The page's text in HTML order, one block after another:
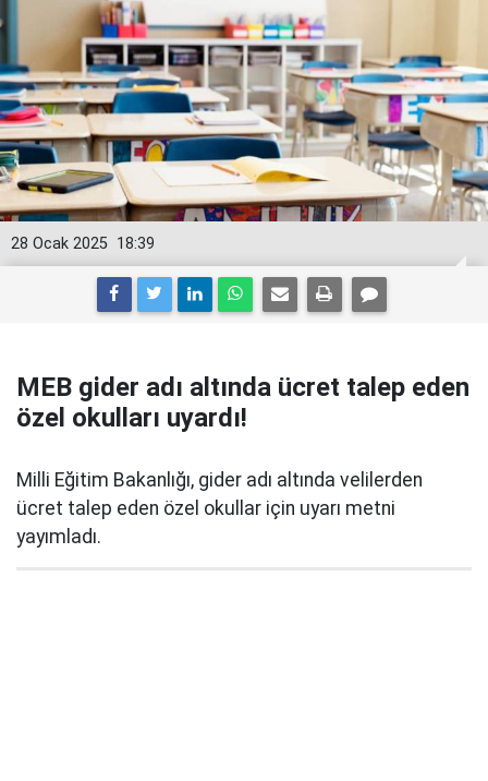
18:39
28 Ocak 2025
MEB gider adı altında ücret talep eden
özel okulları uyardı!
Milli Eğitim Bakanlığı, gider adı altında velilerden
ücret talep eden özel okullar için uyarı metni
yayımladı.